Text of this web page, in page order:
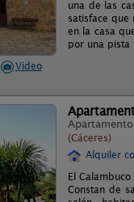
Video
una de las
satisface
en la casa
por una pista
(Cáceres)
Alquiler
El
Constan de